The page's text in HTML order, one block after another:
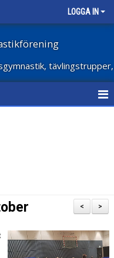
LOGGA IN
>
<